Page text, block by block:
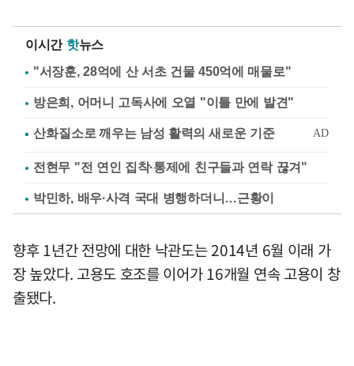
이시간 핫뉴스
"서장훈, 28억에 산 서초 건물 450억에 매물로"
방은희, 어머니 고독사에 오열 "이틀 만에 발견"
전현무 "전 연인 집착·통제에 친구들과 연락 끊겨"
박민하, 배우·사격 국대 병행하더니…근황이
향후 1년간 전망에 대한 낙관도는 2014년 6월 이래 가
장 높았다. 고용도 호조를 이어가 16개월 연속 고용이 창
출됐다.